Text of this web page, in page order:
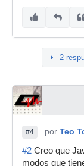
2
#4 por Teo
#2 Creo que
modos que